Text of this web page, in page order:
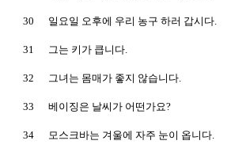
30 일요일 오후에 우리 농구 하러 갑시다.
31 그는 키가 큽니다.
32 그녀는 몸매가 좋지 않습니다.
33 베이징은 날씨가 어떤가요?
34 모스크바는 겨울에 자주 눈이 옵니다.